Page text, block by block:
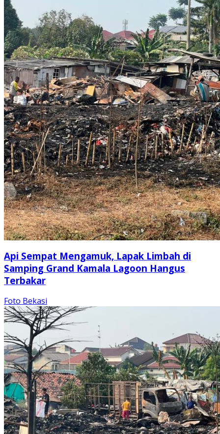
Api Sempat Mengamuk, Lapak Limbah di
Samping Grand Kamala Lagoon Hangus
Terbakar
Foto Bekasi